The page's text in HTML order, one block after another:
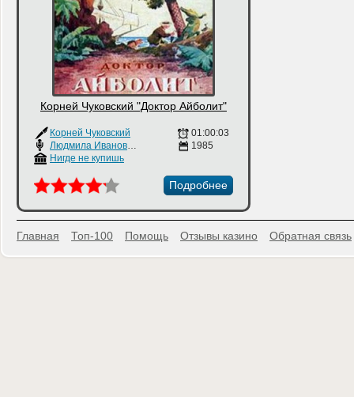
Корней Чуковский "Доктор Айболит"
Корней Чуковский
Людмила Иванова, Зиновий Гердт,Евгений Паперный
Нигде не купишь
01:00:03
1985
Подробнее
Главная Топ-100 Помощь Отзывы казино Обратная связь